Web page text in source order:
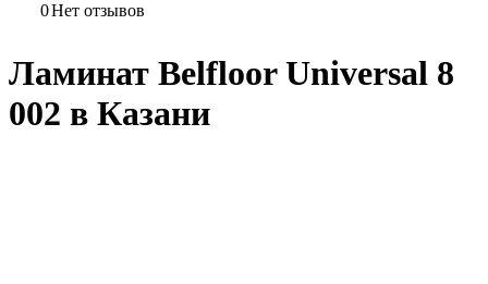
0Нет отзывов
Ламинат Belfloor Universal 8
002 в Казани